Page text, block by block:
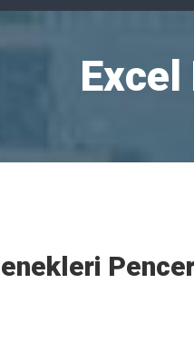
Excel